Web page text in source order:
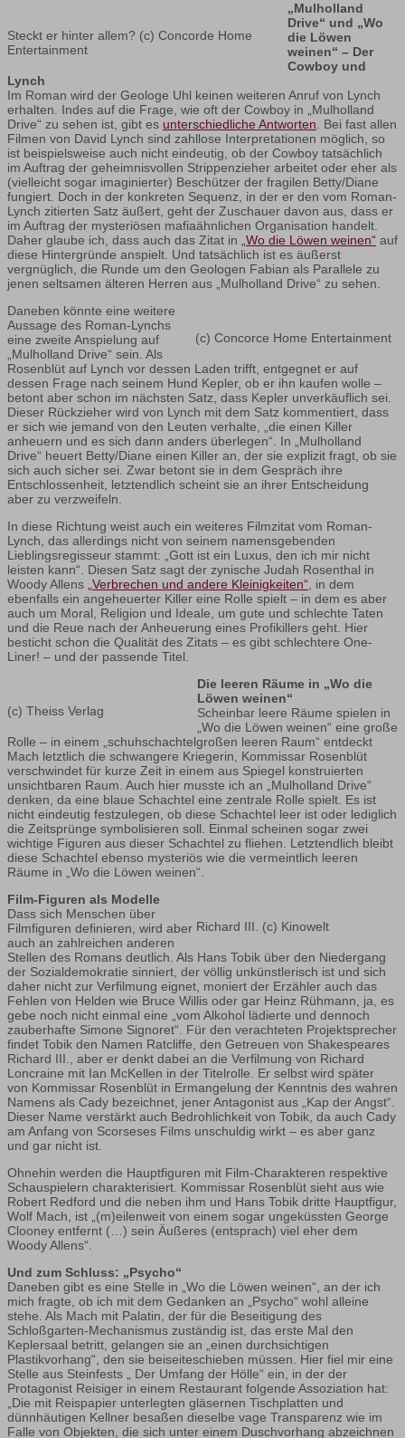
Steckt er hinter allem? (c) Concorde Home
Entertainment
„Mulholland
Drive“ und „Wo
die Löwen
weinen“ – Der
Cowboy und
Lynch
Im Roman wird der Geologe Uhl keinen weiteren Anruf von Lynch
erhalten. Indes auf die Frage, wie oft der Cowboy in „Mulholland
Drive“ zu sehen ist, gibt es unterschiedliche Antworten. Bei fast allen
Filmen von David Lynch sind zahllose Interpretationen möglich, so
ist beispielsweise auch nicht eindeutig, ob der Cowboy tatsächlich
im Auftrag der geheimnisvollen Strippenzieher arbeitet oder eher als
(vielleicht sogar imaginierter) Beschützer der fragilen Betty/Diane
fungiert. Doch in der konkreten Sequenz, in der er den vom Roman-
Lynch zitierten Satz äußert, geht der Zuschauer davon aus, dass er
im Auftrag der mysteriösen mafiaähnlichen Organisation handelt.
Daher glaube ich, dass auch das Zitat in „Wo die Löwen weinen“ auf
diese Hintergründe anspielt. Und tatsächlich ist es äußerst
vergnüglich, die Runde um den Geologen Fabian als Parallele zu
jenen seltsamen älteren Herren aus „Mulholland Drive“ zu sehen.
(c) Concorce Home Entertainment
Daneben könnte eine weitere
Aussage des Roman-Lynchs
eine zweite Anspielung auf
„Mulholland Drive“ sein. Als
Rosenblüt auf Lynch vor dessen Laden trifft, entgegnet er auf
dessen Frage nach seinem Hund Kepler, ob er ihn kaufen wolle –
betont aber schon im nächsten Satz, dass Kepler unverkäuflich sei.
Dieser Rückzieher wird von Lynch mit dem Satz kommentiert, dass
er sich wie jemand von den Leuten verhalte, „die einen Killer
anheuern und es sich dann anders überlegen“. In „Mulholland
Drive“ heuert Betty/Diane einen Killer an, der sie explizit fragt, ob sie
sich auch sicher sei. Zwar betont sie in dem Gespräch ihre
Entschlossenheit, letztendlich scheint sie an ihrer Entscheidung
aber zu verzweifeln.
In diese Richtung weist auch ein weiteres Filmzitat vom Roman-
Lynch, das allerdings nicht von seinem namensgebenden
Lieblingsregisseur stammt: „Gott ist ein Luxus, den ich mir nicht
leisten kann“. Diesen Satz sagt der zynische Judah Rosenthal in
Woody Allens „Verbrechen und andere Kleinigkeiten“, in dem
ebenfalls ein angeheuerter Killer eine Rolle spielt – in dem es aber
auch um Moral, Religion und Ideale, um gute und schlechte Taten
und die Reue nach der Anheuerung eines Profikillers geht. Hier
besticht schon die Qualität des Zitats – es gibt schlechtere One-
Liner! – und der passende Titel.
(c) Theiss Verlag
Die leeren Räume in „Wo die
Löwen weinen“
Scheinbar leere Räume spielen in
„Wo die Löwen weinen“ eine große
Rolle – in einem „schuhschachtelgroßen leeren Raum“ entdeckt
Mach letztlich die schwangere Kriegerin, Kommissar Rosenblüt
verschwindet für kurze Zeit in einem aus Spiegel konstruierten
unsichtbaren Raum. Auch hier musste ich an „Mulholland Drive“
denken, da eine blaue Schachtel eine zentrale Rolle spielt. Es ist
nicht eindeutig festzulegen, ob diese Schachtel leer ist oder lediglich
die Zeitsprünge symbolisieren soll. Einmal scheinen sogar zwei
wichtige Figuren aus dieser Schachtel zu fliehen. Letztendlich bleibt
diese Schachtel ebenso mysteriös wie die vermeintlich leeren
Räume in „Wo die Löwen weinen“.
Richard III. (c) Kinowelt
Film-Figuren als Modelle
Dass sich Menschen über
Filmfiguren definieren, wird aber
auch an zahlreichen anderen
Stellen des Romans deutlich. Als Hans Tobik über den Niedergang
der Sozialdemokratie sinniert, der völlig unkünstlerisch ist und sich
daher nicht zur Verfilmung eignet, moniert der Erzähler auch das
Fehlen von Helden wie Bruce Willis oder gar Heinz Rühmann, ja, es
gebe noch nicht einmal eine „vom Alkohol lädierte und dennoch
zauberhafte Simone Signoret“. Für den verachteten Projektsprecher
findet Tobik den Namen Ratcliffe, den Getreuen von Shakespeares
Richard III., aber er denkt dabei an die Verfilmung von Richard
Loncraine mit Ian McKellen in der Titelrolle. Er selbst wird später
von Kommissar Rosenblüt in Ermangelung der Kenntnis des wahren
Namens als Cady bezeichnet, jener Antagonist aus „Kap der Angst“.
Dieser Name verstärkt auch Bedrohlichkeit von Tobik, da auch Cady
am Anfang von Scorseses Films unschuldig wirkt – es aber ganz
und gar nicht ist.
Ohnehin werden die Hauptfiguren mit Film-Charakteren respektive
Schauspielern charakterisiert. Kommissar Rosenblüt sieht aus wie
Robert Redford und die neben ihm und Hans Tobik dritte Hauptfigur,
Wolf Mach, ist „(m)eilenweit von einem sogar ungeküssten George
Clooney entfernt (…) sein Äußeres (entsprach) viel eher dem
Woody Allens“.
Und zum Schluss: „Psycho“
Daneben gibt es eine Stelle in „Wo die Löwen weinen“, an der ich
mich fragte, ob ich mit dem Gedanken an „Psycho“ wohl alleine
stehe. Als Mach mit Palatin, der für die Beseitigung des
Schloßgarten-Mechanismus zuständig ist, das erste Mal den
Keplersaal betritt, gelangen sie an „einen durchsichtigen
Plastikvorhang“, den sie beiseiteschieben müssen. Hier fiel mir eine
Stelle aus Steinfests „ Der Umfang der Hölle“ ein, in der der
Protagonist Reisiger in einem Restaurant folgende Assoziation hat:
„Die mit Reispapier unterlegten gläsernen Tischplatten und
dünnhäutigen Kellner besaßen dieselbe vage Transparenz wie im
Falle von Objekten, die sich unter einem Duschvorhang abzeichnen